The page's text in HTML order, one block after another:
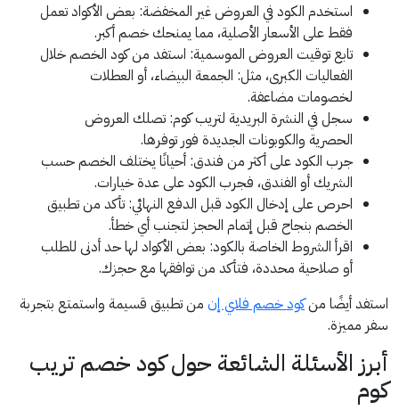
استخدم الكود في العروض غير المخفضة: بعض الأكواد تعمل
فقط على الأسعار الأصلية، مما يمنحك خصم أكبر.
تابع توقيت العروض الموسمية: استفد من كود الخصم خلال
الفعاليات الكبرى، مثل: الجمعة البيضاء، أو العطلات
لخصومات مضاعفة.
سجل في النشرة البريدية لتريب كوم: تصلك العروض
الحصرية والكوبونات الجديدة فور توفرها.
جرب الكود على أكثر من فندق: أحيانًا يختلف الخصم حسب
الشريك أو الفندق، فجرب الكود على عدة خيارات.
احرص على إدخال الكود قبل الدفع النهائي: تأكد من تطبيق
الخصم بنجاح قبل إتمام الحجز لتجنب أي خطأ.
اقرأ الشروط الخاصة بالكود: بعض الأكواد لها حد أدنى للطلب
أو صلاحية محددة، فتأكد من توافقها مع حجزك.
استفد أيضًا منكود خصم فلاي إن من تطبيق قسيمة واستمتع بتجربة
سفر مميزة.
أبرز الأسئلة الشائعة حول كود خصم تريب
كوم